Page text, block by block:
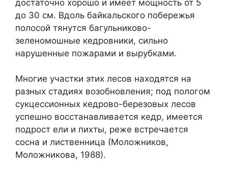
достаточно хорошо и имеет мощность от 5
до 30 см. Вдоль байкальского побережья
полосой тянутся багульниково-
зеленомошные кедровники, сильно
нарушенные пожарами и вырубками.
Многие участки этих лесов находятся на
разных стадиях возобновления; под пологом
сукцессионных кедрово-березовых лесов
успешно восстанавливается кедр, имеется
подрост ели и пихты, реже встречается
сосна и лиственница (Моложников,
Моложникова, 1988).